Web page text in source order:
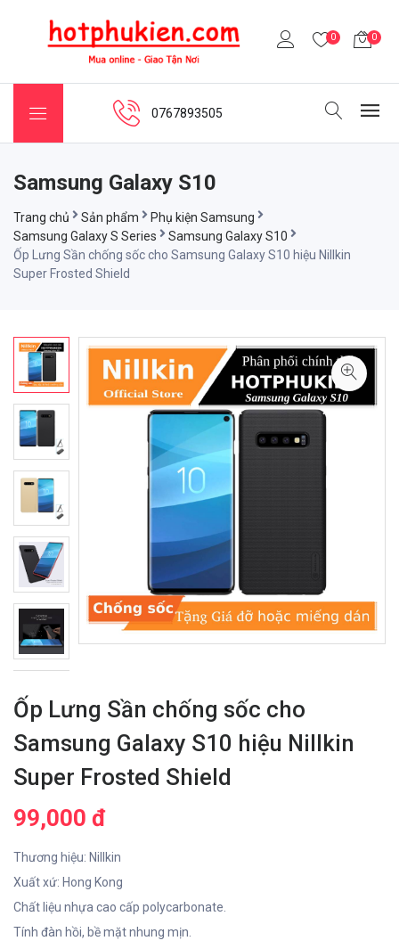
0 0
0767893505
Samsung Galaxy S10
Trang chủ Sản phẩm
Phụ kiện Samsung
Samsung Galaxy S Series
Samsung Galaxy S10
Ốp Lưng Sần chống sốc cho Samsung Galaxy S10 hiệu Nillkin
Super Frosted Shield
Ốp Lưng Sần chống sốc cho
Samsung Galaxy S10 hiệu Nillkin
Super Frosted Shield
99,000 đ
Thương hiệu: Nillkin
Xuất xứ: Hong Kong
Chất liệu nhựa cao cấp polycarbonate.
Tính đàn hồi, bề mặt nhung mịn.